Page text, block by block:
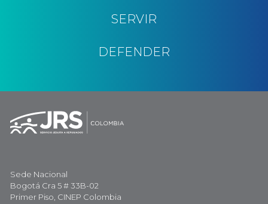
SERVIR
DEFENDER
Sede Nacional
Bogotá Cra 5 # 33B-02
Primer Piso, CINEP Colombia